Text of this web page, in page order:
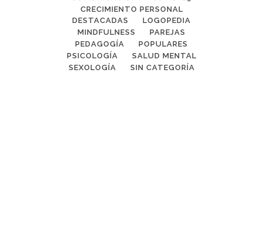
CRECIMIENTO PERSONAL
DESTACADAS
LOGOPEDIA
MINDFULNESS
PAREJAS
PEDAGOGÍA
POPULARES
PSICOLOGÍA
SALUD MENTAL
SEXOLOGÍA
SIN CATEGORÍA